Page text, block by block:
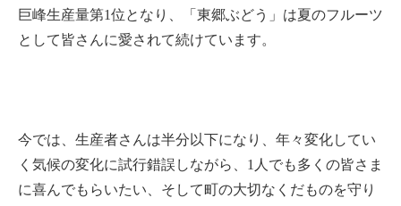
巨峰生産量第1位となり、「東郷ぶどう」は夏のフルーツ
として皆さんに愛されて続けています。
今では、生産者さんは半分以下になり、年々変化してい
く気候の変化に試行錯誤しながら、1人でも多くの皆さま
に喜んでもらいたい、そして町の大切なくだものを守り